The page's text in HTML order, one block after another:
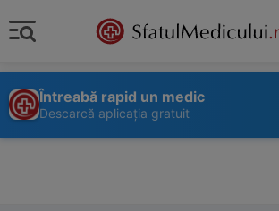
Întreabă rapid un medic
Descarcă aplicația gratuit